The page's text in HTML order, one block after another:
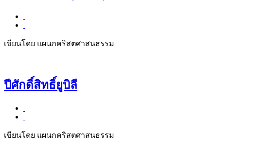
เขียนโดย แผนกคริสตศาสนธรรม
ปีศักดิ์สิทธิ์ยูบิลี
เขียนโดย แผนกคริสตศาสนธรรม